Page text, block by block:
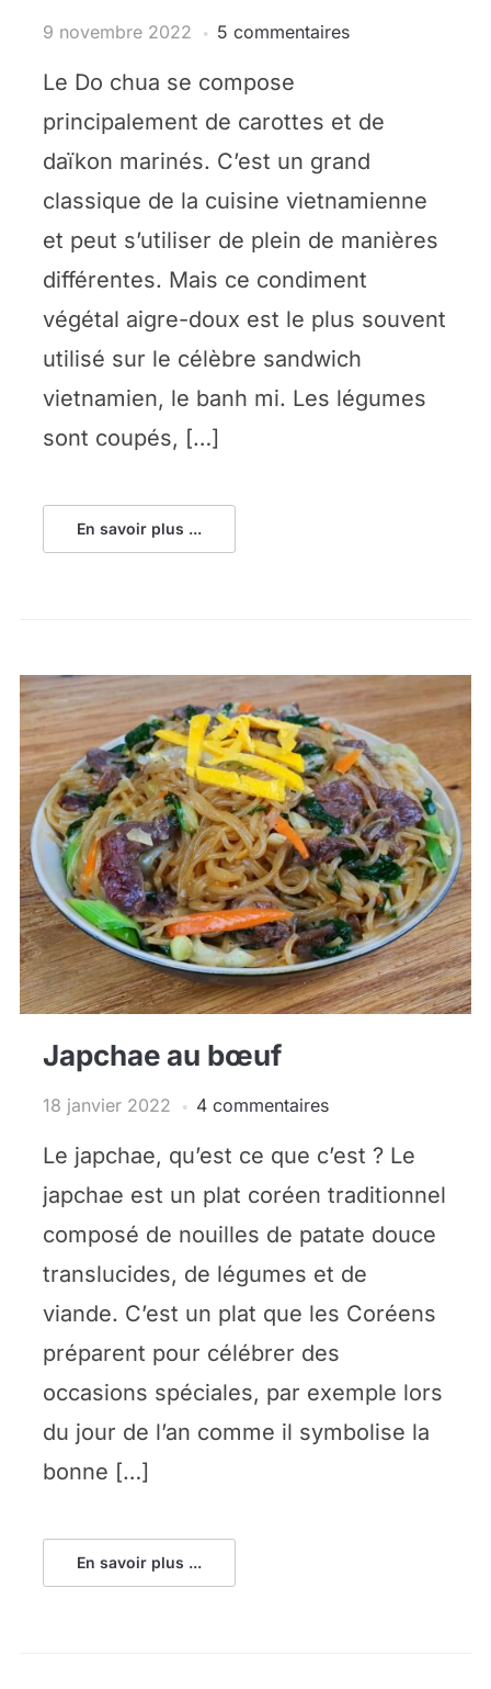
9 novembre 2022 5 commentaires
Le Do chua se compose
principalement de carottes et de
daïkon marinés. C’est un grand
classique de la cuisine vietnamienne
et peut s’utiliser de plein de manières
différentes. Mais ce condiment
végétal aigre-doux est le plus souvent
utilisé sur le célèbre sandwich
vietnamien, le banh mi. Les légumes
sont coupés, […]
En savoir plus ...
Japchae au bœuf
18 janvier 2022 4 commentaires
Le japchae, qu’est ce que c’est ? Le
japchae est un plat coréen traditionnel
composé de nouilles de patate douce
translucides, de légumes et de
viande. C’est un plat que les Coréens
préparent pour célébrer des
occasions spéciales, par exemple lors
du jour de l’an comme il symbolise la
bonne […]
En savoir plus ...